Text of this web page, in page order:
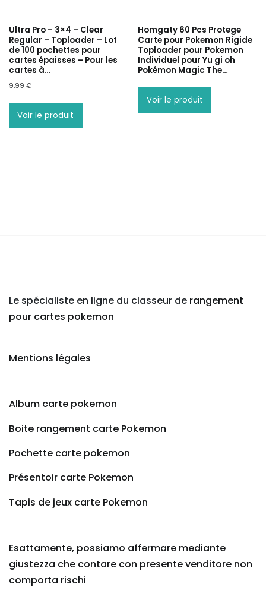
Ultra Pro – 3×4 – Clear
Regular – Toploader – Lot
de 100 pochettes pour
cartes épaisses – Pour les
cartes à…
9,99 €
Voir le produit
Homgaty 60 Pcs Protege
Carte pour Pokemon Rigide
Toploader pour Pokemon
Individuel pour Yu gi oh
Pokémon Magic The…
Voir le produit
Le spécialiste en ligne du classeur de rangement
pour cartes pokemon
Mentions légales
Album carte pokemon
Boite rangement carte Pokemon
Pochette carte pokemon
Présentoir carte Pokemon
Tapis de jeux carte Pokemon
Esattamente, possiamo affermare mediante
giustezza che contare con presente venditore non
comporta rischi